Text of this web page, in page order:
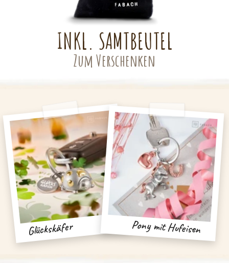
INKL. SAMTBEUTEL
Zum Verschenken
Glückskäfer Pony mit Hufeisen